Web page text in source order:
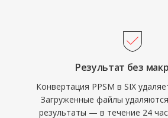
Результат без
Конвертация PPSM в SIX
Загруженные файлы
результаты — в течение 24